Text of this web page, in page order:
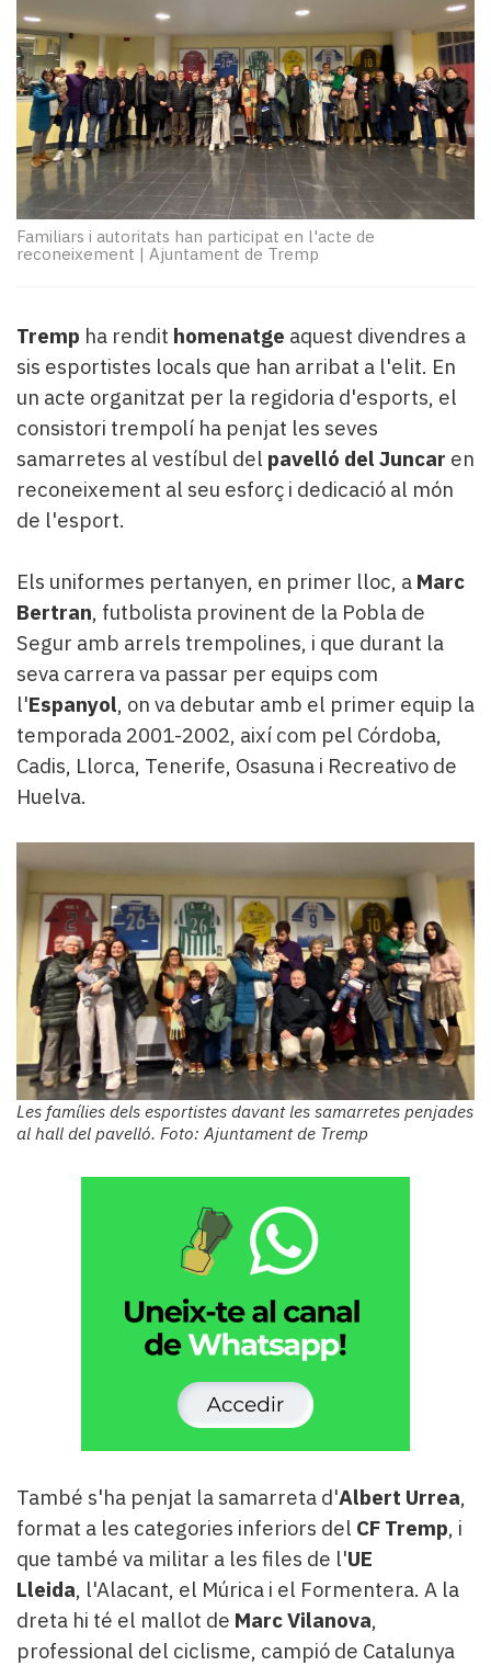
El
temps
Reportatges
Entrevistes
Enquestes
A
escena!
Dis
la
teva!
Subscriptors
del
Pallars
Contingut
patrocinat
Lo
més
llegit...
Editorial
Familiars i autoritats han participat en l'acte de
reconeixement | Ajuntament de Tremp
Tremp ha rendit homenatge aquest divendres a
sis esportistes locals que han arribat a l'elit. En
un acte organitzat per la regidoria d'esports, el
consistori trempolí ha penjat les seves
samarretes al vestíbul del pavelló del Juncar en
reconeixement al seu esforç i dedicació al món
de l'esport.
Els uniformes pertanyen, en primer lloc, a Marc
Bertran, futbolista provinent de la Pobla de
Segur amb arrels trempolines, i que durant la
seva carrera va passar per equips com
l'Espanyol, on va debutar amb el primer equip la
temporada 2001-2002, així com pel Córdoba,
Cadis, Llorca, Tenerife, Osasuna i Recreativo de
Huelva.
Les famílies dels esportistes davant les samarretes penjades
al hall del pavelló. Foto: Ajuntament de Tremp
També s'ha penjat la samarreta d'Albert Urrea,
format a les categories inferiors del CF Tremp, i
que també va militar a les files de l'UE
Lleida, l'Alacant, el Múrica i el Formentera. A la
dreta hi té el mallot de Marc Vilanova,
professional del ciclisme, campió de Catalunya